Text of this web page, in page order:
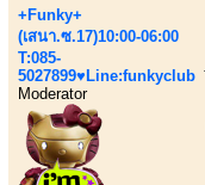
+Funky+
(เสนา.ซ.17)10:00-06:00
T:085-
5027899♥Line:funkyclub
Moderator